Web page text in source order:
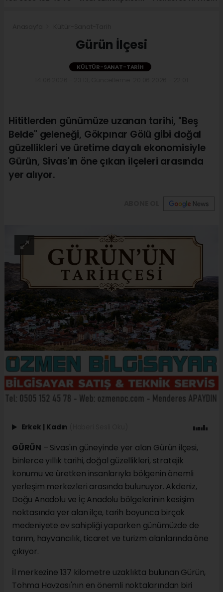
Gürün İlçesi
KÜLTÜR-SANAT-TARIH
Hititlerden günümüze uzanan tarihi, "Beş
Belde" geleneği, Gökpınar Gölü gibi doğal
güzellikleri ve üretime dayalı ekonomisiyle
Gürün, Sivas'ın öne çıkan ilçeleri arasında
yer alıyor.
Erkek Kadın
GÜRÜN – Sivas'ın güneyinde yer alan Gürün ilçesi,
binlerce yıllık tarihi, doğal güzellikleri, stratejik
konumu ve üretken insanlarıyla bölgenin önemli
yerleşim merkezleri arasında bulunuyor. Akdeniz,
Doğu Anadolu ve İç Anadolu bölgelerinin kesişim
noktasında yer alan ilçe, tarih boyunca birçok
medeniyete ev sahipliği yaparken günümüzde de
tarım, hayvancılık, ticaret ve turizm alanlarında öne
çıkıyor.
İl merkezine 137 kilometre uzaklıkta bulunan Gürün,
Tohma Havzası'nın en önemli noktalarından biri